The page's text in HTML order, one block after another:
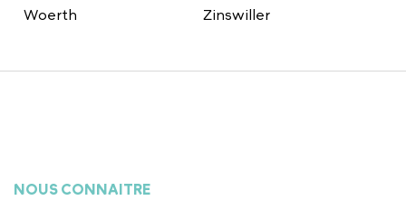
Woerth
Zinswiller
NOUS CONNAITRE